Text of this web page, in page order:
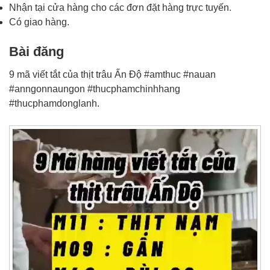
Nhận tại cửa hàng cho các đơn đặt hàng trực tuyến.
Có giao hàng.
Bài đăng
9 mã viết tắt của thịt trâu Ấn Độ #amthuc #nauan
#anngonnaungon #thucphamchinhhang
#thucphamdonglanh.